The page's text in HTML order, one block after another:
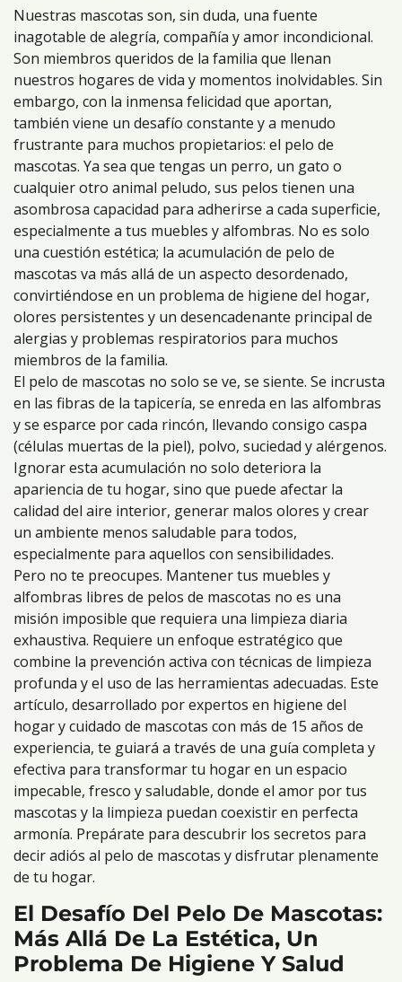
Nuestras mascotas son, sin duda, una fuente
inagotable de alegría, compañía y amor incondicional.
Son miembros queridos de la familia que llenan
nuestros hogares de vida y momentos inolvidables. Sin
embargo, con la inmensa felicidad que aportan,
también viene un desafío constante y a menudo
frustrante para muchos propietarios: el pelo de
mascotas. Ya sea que tengas un perro, un gato o
cualquier otro animal peludo, sus pelos tienen una
asombrosa capacidad para adherirse a cada superficie,
especialmente a tus muebles y alfombras. No es solo
una cuestión estética; la acumulación de pelo de
mascotas va más allá de un aspecto desordenado,
convirtiéndose en un problema de higiene del hogar,
olores persistentes y un desencadenante principal de
alergias y problemas respiratorios para muchos
miembros de la familia.
El pelo de mascotas no solo se ve, se siente. Se incrusta
en las fibras de la tapicería, se enreda en las alfombras
y se esparce por cada rincón, llevando consigo caspa
(células muertas de la piel), polvo, suciedad y alérgenos.
Ignorar esta acumulación no solo deteriora la
apariencia de tu hogar, sino que puede afectar la
calidad del aire interior, generar malos olores y crear
un ambiente menos saludable para todos,
especialmente para aquellos con sensibilidades.
Pero no te preocupes. Mantener tus muebles y
alfombras libres de pelos de mascotas no es una
misión imposible que requiera una limpieza diaria
exhaustiva. Requiere un enfoque estratégico que
combine la prevención activa con técnicas de limpieza
profunda y el uso de las herramientas adecuadas. Este
artículo, desarrollado por expertos en higiene del
hogar y cuidado de mascotas con más de 15 años de
experiencia, te guiará a través de una guía completa y
efectiva para transformar tu hogar en un espacio
impecable, fresco y saludable, donde el amor por tus
mascotas y la limpieza puedan coexistir en perfecta
armonía. Prepárate para descubrir los secretos para
decir adiós al pelo de mascotas y disfrutar plenamente
de tu hogar.
El Desafío Del Pelo De Mascotas:
Más Allá De La Estética, Un
Problema De Higiene Y Salud